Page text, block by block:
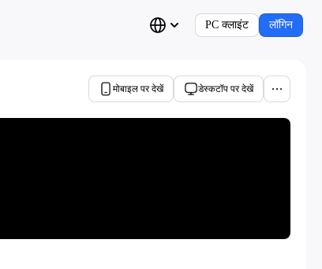
PC क्लाइंट लॉगिन
मोबाइल पर देखें डेस्कटॉप पर देखें